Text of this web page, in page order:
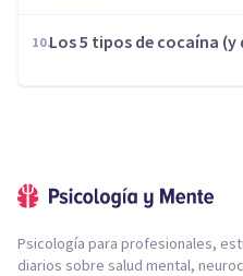
Los 5 tipos de cocaína
Psicología para profesionales,
diarios sobre salud mental,